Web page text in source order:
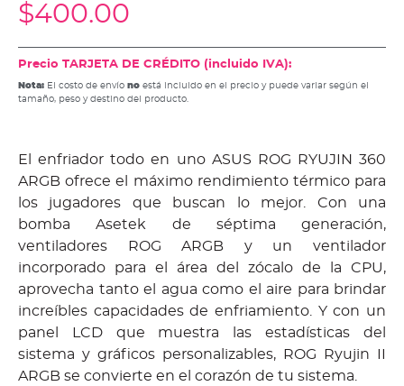
$400.00
Precio TARJETA DE CRÉDITO (incluido IVA):
Nota: El costo de envío no está incluido en el precio y puede variar según el
tamaño, peso y destino del producto.
El enfriador todo en uno ASUS ROG RYUJIN 360
ARGB ofrece el máximo rendimiento térmico para
los jugadores que buscan lo mejor. Con una
bomba Asetek de séptima generación,
ventiladores ROG ARGB y un ventilador
incorporado para el área del zócalo de la CPU,
aprovecha tanto el agua como el aire para brindar
increíbles capacidades de enfriamiento. Y con un
panel LCD que muestra las estadísticas del
sistema y gráficos personalizables, ROG Ryujin II
ARGB se convierte en el corazón de tu sistema.